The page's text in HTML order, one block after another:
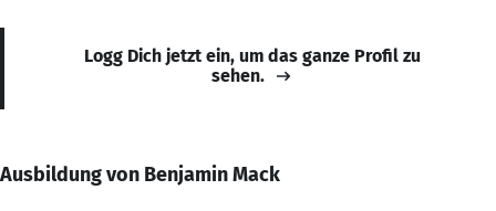
Logg Dich jetzt ein, um das ganze Profil zu
sehen.
Ausbildung von Benjamin Mack